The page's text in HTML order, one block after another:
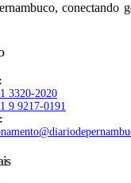
conectando
3320-2020
9 9217-0191